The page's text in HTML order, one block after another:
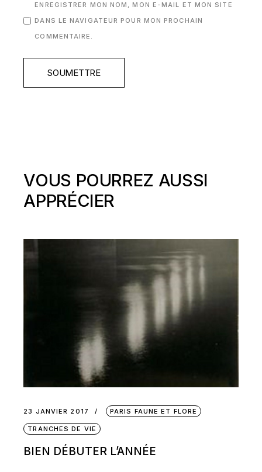
ENREGISTRER MON NOM, MON E-MAIL ET MON SITE
DANS LE NAVIGATEUR POUR MON PROCHAIN
COMMENTAIRE.
SOUMETTRE
VOUS POURREZ AUSSI
APPRÉCIER
23 JANVIER 2017 PARIS FAUNE ET FLORE
TRANCHES DE VIE
BIEN DÉBUTER L’ANNÉE